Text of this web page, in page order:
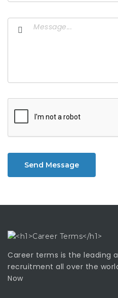
Send Message
Career terms is the leading
recruitment all over the
Now